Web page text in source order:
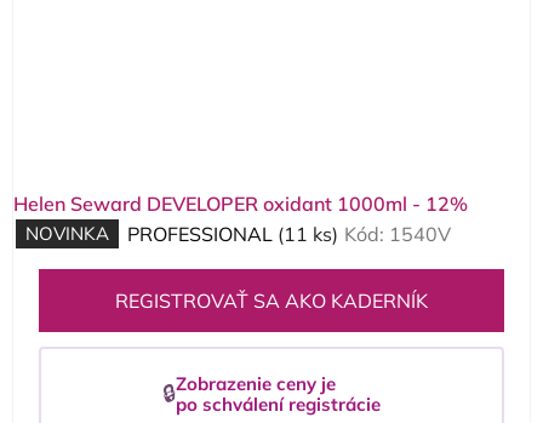
v
Helen Seward DEVELOPER oxidant 1000ml - 12%
NOVINKA PROFESSIONAL (11 ks) Kód: 1540V
REGISTROVAŤ SA AKO KADERNÍK
🔒Zobrazenie ceny je
po schválení registrácie